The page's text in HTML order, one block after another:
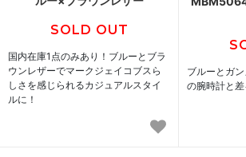
SOLD OUT
国内在庫1点のみあり！ブルーとブラ
ウンレザーでマークジェイコブスら
しさを感じられるカジュアルスタイ
ルに！
ブルーとガ
の腕時計と差